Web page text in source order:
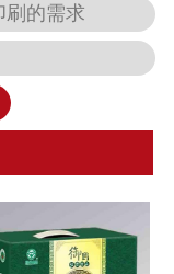
刷的需求